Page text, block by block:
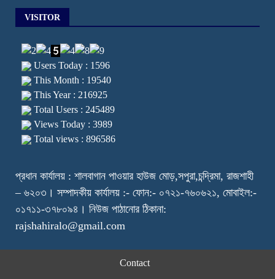
VISITOR
Users Today : 1596
This Month : 19540
This Year : 216925
Total Users : 245489
Views Today : 3989
Total views : 896586
প্রধান কার্যালয় : শালবাগান পাওয়ার হাউজ মোড়,সপুরা,চন্দ্রিমা, রাজশাহী
– ৬২০৩। সম্পাদকীয় কার্যালয় :- ফোন:- ০৭২১-৭৬০৬২১, মোবাইল:-
০১৭১১-৩৭৮০৯৪। নিউজ পাঠানোর ঠিকানা:
rajshahiralo@gmail.com
Contact